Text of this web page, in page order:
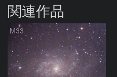
関連作品
M33